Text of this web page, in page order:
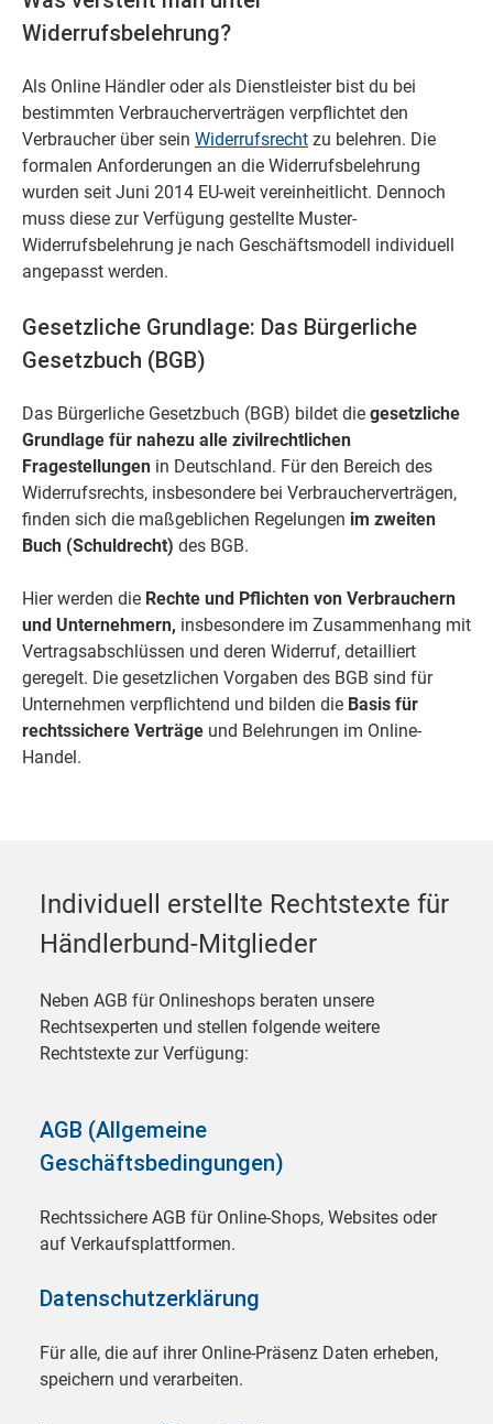
Widerrufsbelehrung?
Als Online Händler oder als Dienstleister bist du bei
bestimmten Verbraucherverträgen verpflichtet den
Verbraucher über sein Widerrufsrecht zu belehren. Die
formalen Anforderungen an die Widerrufsbelehrung
wurden seit Juni 2014 EU-weit vereinheitlicht. Dennoch
muss diese zur Verfügung gestellte Muster-
Widerrufsbelehrung je nach Geschäftsmodell individuell
angepasst werden.
Gesetzliche Grundlage: Das Bürgerliche
Gesetzbuch (BGB)
Das Bürgerliche Gesetzbuch (BGB) bildet die gesetzliche
Grundlage für nahezu alle zivilrechtlichen
Fragestellungen in Deutschland. Für den Bereich des
Widerrufsrechts, insbesondere bei Verbraucherverträgen,
finden sich die maßgeblichen Regelungen im zweiten
Buch (Schuldrecht) des BGB.
Hier werden die Rechte und Pflichten von Verbrauchern
und Unternehmern, insbesondere im Zusammenhang mit
Vertragsabschlüssen und deren Widerruf, detailliert
geregelt. Die gesetzlichen Vorgaben des BGB sind für
Unternehmen verpflichtend und bilden die Basis für
rechtssichere Verträge und Belehrungen im Online-
Handel.
Individuell erstellte Rechtstexte für
Händlerbund-Mitglieder
Neben AGB für Onlineshops beraten unsere
Rechtsexperten und stellen folgende weitere
Rechtstexte zur Verfügung:
AGB (Allgemeine
Geschäftsbedingungen)
Rechtssichere AGB für Online-Shops, Websites oder
auf Verkaufsplattformen.
Datenschutzerklärung
Für alle, die auf ihrer Online-Präsenz Daten erheben,
speichern und verarbeiten.